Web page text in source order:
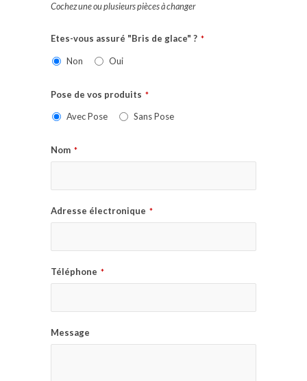
Cochez une ou plusieurs pièces à changer
Etes-vous assuré "Bris de glace" ? *
Non Oui
Pose de vos produits *
Avec Pose Sans Pose
Nom *
Adresse électronique *
Téléphone *
Message